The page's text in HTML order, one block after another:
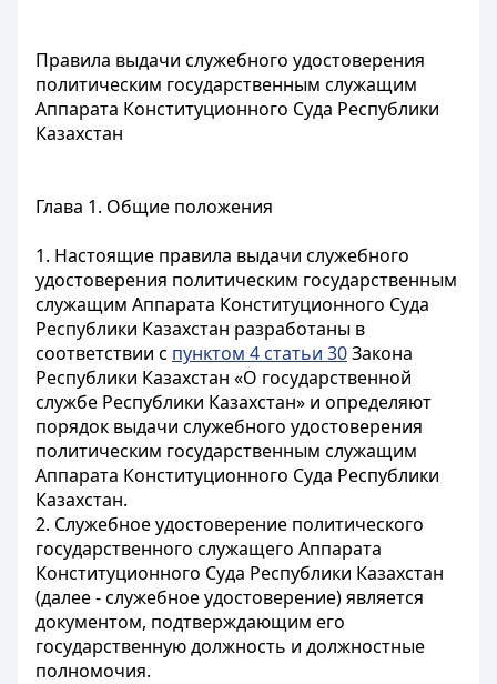
Правила выдачи служебного удостоверения
политическим государственным служащим
Аппарата Конституционного Суда Республики
Казахстан
Глава 1. Общие положения
1. Настоящие правила выдачи служебного
удостоверения политическим государственным
служащим Аппарата Конституционного Суда
Республики Казахстан разработаны в
соответствии с пунктом 4 статьи 30Закона
Республики Казахстан «О государственной
службе Республики Казахстан» и определяют
порядок выдачи служебного удостоверения
политическим государственным служащим
Аппарата Конституционного Суда Республики
Казахстан.
2. Служебное удостоверение политического
государственного служащего Аппарата
Конституционного Суда Республики Казахстан
(далее - служебное удостоверение) является
документом, подтверждающим его
государственную должность и должностные
полномочия.